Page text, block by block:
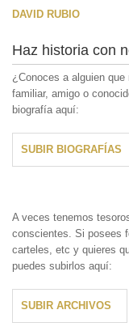
DAVID RUBIO
Haz historia con
¿Conoces a alguien
familiar, amigo o
biografía aquí:
SUBIR BIOGRAFÍAS
A veces tenemos
conscientes. Si posees
carteles, etc y quieres
puedes subirlos aquí:
SUBIR ARCHIVOS